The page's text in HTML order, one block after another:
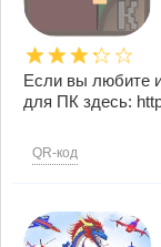
Если вы любите
для ПК здесь:
QR-код